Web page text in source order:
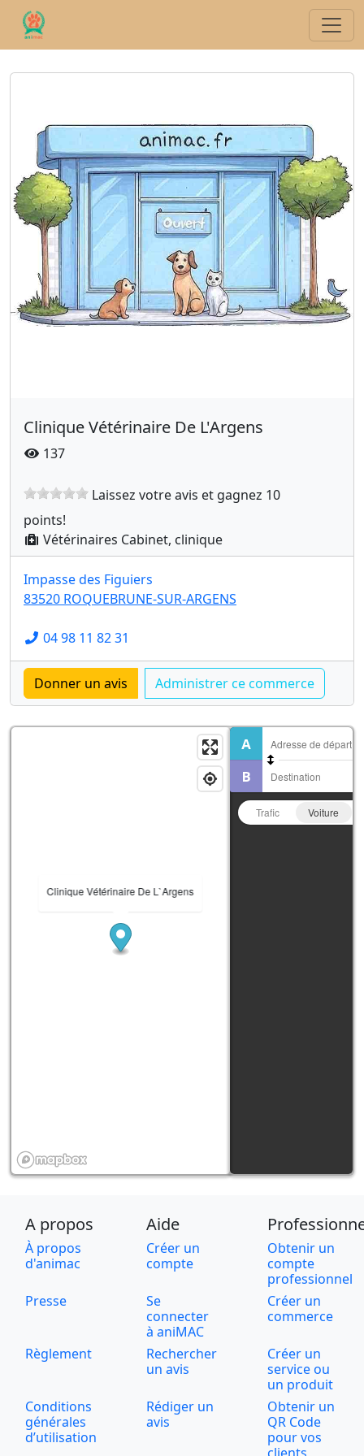
Clinique Vétérinaire De L'Argens
137
Laissez votre avis et gagnez 10
points!
Vétérinaires Cabinet, clinique
Impasse des Figuiers
83520 ROQUEBRUNE-SUR-ARGENS
04 98 11 82 31
Clinique Vétérinaire De L`Argens
Trafic Voiture
A propos Aide
À propos
d'animac
Créer un
compte
Obtenir un
compte
professionnel
Presse
Se
connecter
à aniMAC
Créer un
commerce
Règlement
Rechercher
un avis
Créer un
service ou
un produit
Conditions
générales
d’utilisation
Rédiger un
avis
Obtenir un
QR Code
pour vos